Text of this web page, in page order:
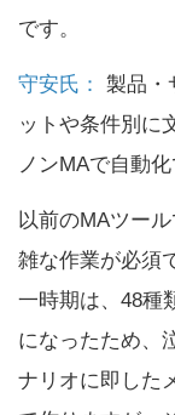
です。
守安氏：
製品・
ットや条件別に
ノンMAで自動
以前のMAツー
雑な作業が必須
一時期は、48種
になったため、
ナリオに即した